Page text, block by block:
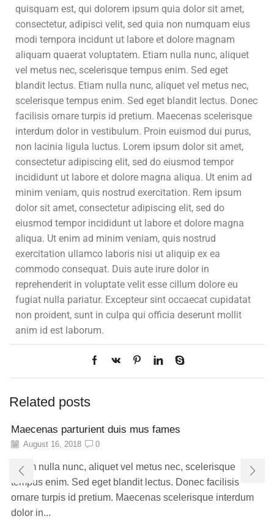
quisquam est, qui dolorem ipsum quia dolor sit amet,
consectetur, adipisci velit, sed quia non numquam eius
modi tempora incidunt ut labore et dolore magnam
aliquam quaerat voluptatem. Etiam nulla nunc, aliquet
vel metus nec, scelerisque tempus enim. Sed eget
blandit lectus. Etiam nulla nunc, aliquet vel metus nec,
scelerisque tempus enim. Sed eget blandit lectus. Donec
facilisis ornare turpis id pretium. Maecenas scelerisque
interdum dolor in vestibulum. Proin euismod dui purus,
non lacinia ligula luctus. Lorem ipsum dolor sit amet,
consectetur adipiscing elit, sed do eiusmod tempor
incididunt ut labore et dolore magna aliqua. Ut enim ad
minim veniam, quis nostrud exercitation. Rem ipsum
dolor sit amet, consectetur adipiscing elit, sed do
eiusmod tempor incididunt ut labore et dolore magna
aliqua. Ut enim ad minim veniam, quis nostrud
exercitation ullamco laboris nisi ut aliquip ex ea
commodo consequat. Duis aute irure dolor in
reprehenderit in voluptate velit esse cillum dolore eu
fugiat nulla pariatur. Excepteur sint occaecat cupidatat
non proident, sunt in culpa qui officia deserunt mollit
anim id est laborum.
Related posts
Maecenas parturient duis mus fames
August 16, 2018 0
Etiam nulla nunc, aliquet vel metus nec, scelerisque
tempus enim. Sed eget blandit lectus. Donec facilisis
ornare turpis id pretium. Maecenas scelerisque interdum
dolor in...